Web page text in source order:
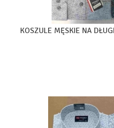
KOSZULE MĘSKIE NA